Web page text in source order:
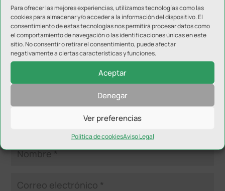
Para ofrecer las mejores experiencias, utilizamos tecnologías como las
cookies para almacenar y/o acceder a la información del dispositivo. El
consentimiento de estas tecnologías nos permitirá procesar datos como
el comportamiento de navegación o las identificaciones únicas en este
sitio. No consentir o retirar el consentimiento, puede afectar
negativamente a ciertas características y funciones.
Aceptar
Denegar
Ver preferencias
Política de cookiesAviso Legal
Enviar comentario
Tu dirección de correo electrónico no será publicada.Los
campos obligatorios están marcados con*